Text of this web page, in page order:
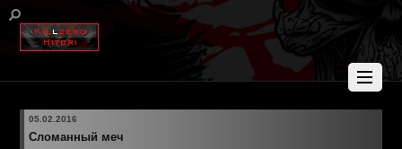
05.02.2016
Сломанный меч